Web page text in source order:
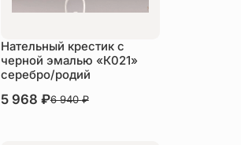
Нательный крестик с
черной эмалью «К021»
серебро/родий
В наличии
5 968 ₽6 940₽